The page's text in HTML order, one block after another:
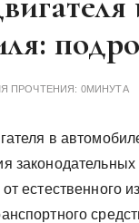
ПРОЧТЕНИЯ: 0МИНУТА
в
естественного